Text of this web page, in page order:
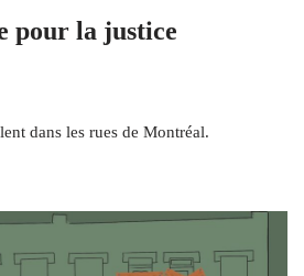
pour la justice
dans les rues de Montréal.